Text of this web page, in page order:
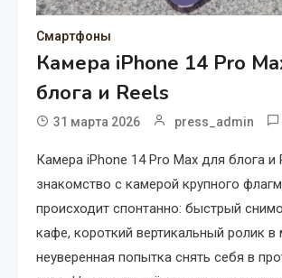
Смартфоны
Камера iPhone 14 Pro
блога и Reels
31 марта 2026 press_admin
Камера iPhone 14 Pro Max для блога и
знакомство с камерой крупного
происходит спонтанно: быстрый
кафе, короткий вертикальный ролик в
неуверенная попытка снять себя в